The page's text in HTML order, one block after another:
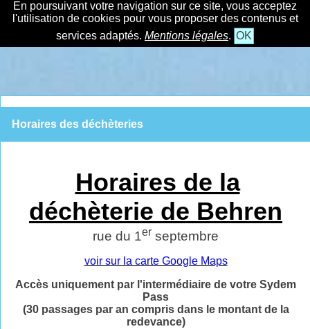
En poursuivant votre navigation sur ce site, vous acceptez
l'utilisation de cookies pour vous proposer des contenus et
services adaptés. Mentions légales. OK
Horaires des déchèteries
Horaires de la
déchèterie de Behren
rue du 1er septembre
voir sur la carte Google Maps
Accès uniquement par l'intermédiaire de votre Sydem
Pass
(30 passages par an compris dans le montant de la
redevance)